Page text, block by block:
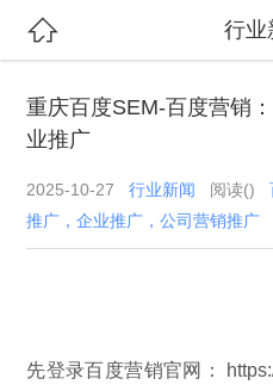
 行业
重庆百度SEM-百度营销
业推广
2025-10-27 行业新闻 阅读()
推广，企业推广，公司营销推广
先登录百度营销官网：